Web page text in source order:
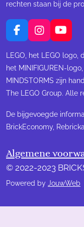
rechten staan bij de
F
a
c
e
o
o
I
n
s
t
g
r
m
Y
o
u
T
u
b
e
LEGO, het LEGO logo,
het MINIFIGUREN-
MINDSTORMS zijn
The LEGO Group. Alle
De bijgevoegde
BrickEconomy,
Algemene
© 2022-2023
Powered by JouwWeb